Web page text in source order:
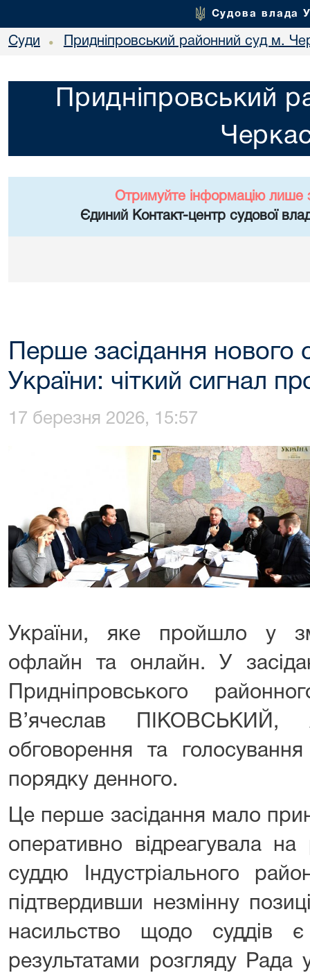
Судова влада
Суди • Придніпровський районний суд м.
Придніпровський
Отримуйте інформацію лише
Єдиний Контакт-центр судової
Перше засідання нового
України: чіткий сигнал
17 березня 2026, 15:57
України, яке пройшло у
офлайн та онлайн. У
Придніпровського
В’ячеслав
обговорення та
порядку денного.
Це перше засідання мало
оперативно відреагувала
суддю Індустріального
підтвердивши незмінну
насильство щодо суддів
результатами розгляду Рада